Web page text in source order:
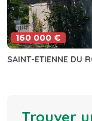
160 000 €
SAINT-ETIENNE DU
Trouver